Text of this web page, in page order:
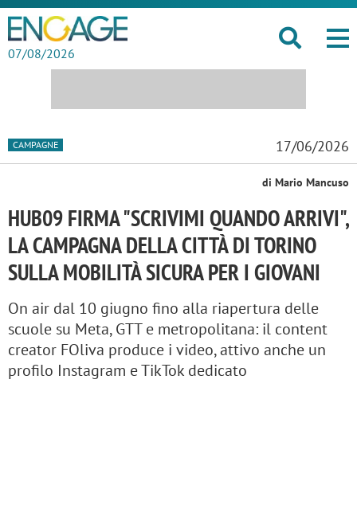
07/08/2026
CAMPAGNE 17/06/2026
di Mario Mancuso
HUB09 FIRMA "SCRIVIMI QUANDO ARRIVI",
LA CAMPAGNA DELLA CITTÀ DI TORINO
SULLA MOBILITÀ SICURA PER I GIOVANI
On air dal 10 giugno fino alla riapertura delle
scuole su Meta, GTT e metropolitana: il content
creator FOliva produce i video, attivo anche un
profilo Instagram e TikTok dedicato